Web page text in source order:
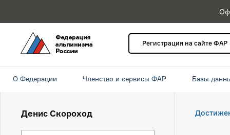
Регистрация на сайте ФАР
О Федерации Членство и сервисы ФАР Базы
Денис Скороход